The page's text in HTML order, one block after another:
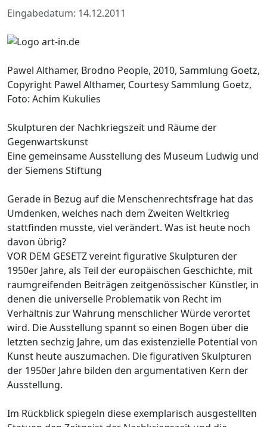
Eingabedatum: 14.12.2011
Pawel Althamer, Brodno People, 2010, Sammlung Goetz,
Copyright Pawel Althamer, Courtesy Sammlung Goetz,
Foto: Achim Kukulies
Skulpturen der Nachkriegszeit und Räume der
Gegenwartskunst
Eine gemeinsame Ausstellung des Museum Ludwig und
der Siemens Stiftung
Gerade in Bezug auf die Menschenrechtsfrage hat das
Umdenken, welches nach dem Zweiten Weltkrieg
stattfinden musste, viel verändert. Was ist heute noch
davon übrig?
VOR DEM GESETZ vereint figurative Skulpturen der
1950er Jahre, als Teil der europäischen Geschichte, mit
raumgreifenden Beiträgen zeitgenössischer Künstler, in
denen die universelle Problematik von Recht im
Verhältnis zur Wahrung menschlicher Würde verortet
wird. Die Ausstellung spannt so einen Bogen über die
letzten sechzig Jahre, um das existenzielle Potential von
Kunst heute auszumachen. Die figurativen Skulpturen
der 1950er Jahre bilden den argumentativen Kern der
Ausstellung.
Im Rückblick spiegeln diese exemplarisch ausgestellten